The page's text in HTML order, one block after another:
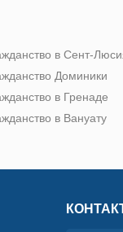
в Сент-
Доминики
в Гренаде
в Вануату